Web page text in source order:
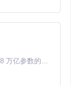
Kimi K3 是Kimi能力最强的模型：这是一个拥有 2.8 万亿参数的混合专家（MoE）模型，具备原生视觉理解能力，并支持 100 万 token 的上下文窗口。